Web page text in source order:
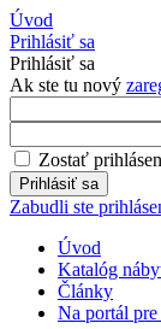
Úvod
Prihlásiť sa
Prihlásiť sa
Ak ste tu nový
Zostať
Prihlásiť sa
Zabudli ste
Úvod
Katalóg
Články
Na portál